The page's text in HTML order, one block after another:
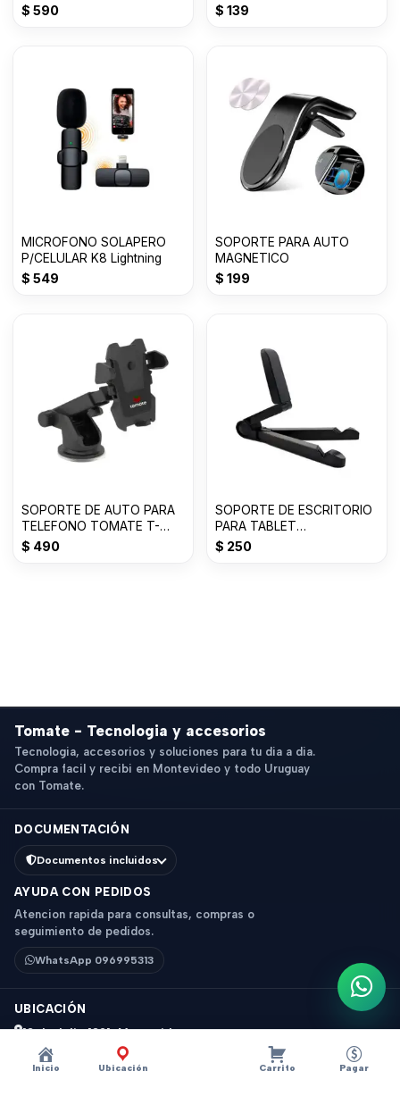
Inicio Ubicación Carrito Pagar
$ 590 $ 139
MICROFONO SOLAPERO
P/CELULAR K8 Lightning
$ 549
SOPORTE PARA AUTO
MAGNETICO
$ 199
SOPORTE DE AUTO PARA
TELEFONO TOMATE T-
ST001
$ 490
SOPORTE DE ESCRITORIO
PARA TABLET
ARTICULABLE
$ 250
Tomate - Tecnologia y accesorios
Tecnologia, accesorios y soluciones para tu dia a dia.
Compra facil y recibi en Montevideo y todo Uruguay
con Tomate.
DOCUMENTACIÓN
Documentos incluidos
AYUDA CON PEDIDOS
Atencion rapida para consultas, compras o
seguimiento de pedidos.
WhatsApp 096995313
UBICACIÓN
18 de Julio 1831, Montevideo
Horario: 9 a 18 hs